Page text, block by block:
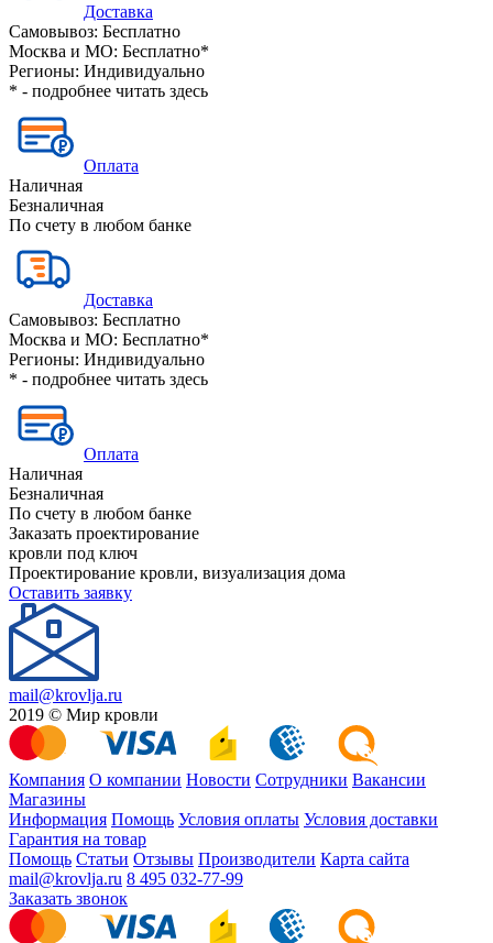
Доставка
Самовывоз: Бесплатно
Москва и МО: Бесплатно*
Регионы: Индивидуально
* - подробнее читать здесь
Оплата
Наличная
Безналичная
По счету в любом банке
Доставка
Самовывоз: Бесплатно
Москва и МО: Бесплатно*
Регионы: Индивидуально
* - подробнее читать здесь
Оплата
Наличная
Безналичная
По счету в любом банке
Заказать проектирование
кровли под ключ
Проектирование кровли, визуализация дома
Оставить заявку
mail@krovlja.ru
2019 © Мир кровли
Компания О компании Новости Сотрудники Вакансии
Магазины
Информация Помощь Условия оплаты Условия доставки
Гарантия на товар
Помощь Статьи Отзывы Производители Карта сайта
mail@krovlja.ru 8 495 032-77-99
Заказать звонок